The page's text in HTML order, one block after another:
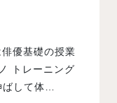
優基礎の授業
トレーニング
ばして体…